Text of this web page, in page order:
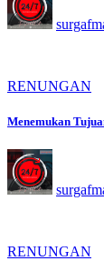
RENUNGAN
Menemukan
RENUNGAN